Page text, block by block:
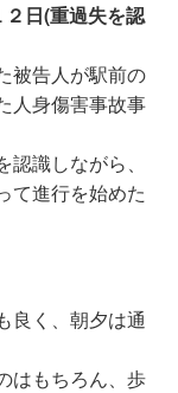
日(重過失を認
被告人が駅前の
人身傷害事故事
識しながら、
て進行を始めた
良く、朝夕は通
はもちろん、歩